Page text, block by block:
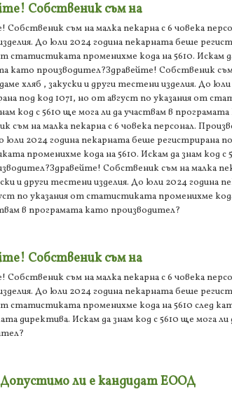
Собственик съм на
Собственик съм на малка пекарна с 6 човека
До юли 2024 година пекарната беше
статистиката променихме кода на 5610. Искам
като производител?Здравейте! Собственик съм
хляб , закуски и други тестени изделия. До
под код 1071, но от август по указания от
код с 5610 ще мога ли да участвам в
съм на малка пекарна с 6 човека персонал.
юли 2024 година пекарната беше регистрирана
променихме кода на 5610. Искам да знам код с
Собственик съм на малка
и други тестени изделия. До юли 2024 година
по указания от статистиката променихме
в програмата като производител?
Собственик съм на
Собственик съм на малка пекарна с 6 човека
До юли 2024 година пекарната беше
статистиката променихме кода на 5610 след
директива. Искам да знам код с 5610 ще мога
Допустимо ли е кандидат ЕООД